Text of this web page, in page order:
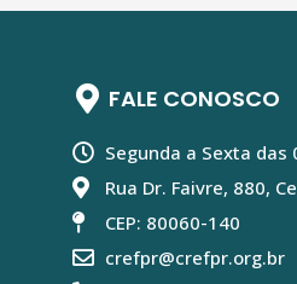
FALE CONOSCO
Segunda a Sexta das
Rua Dr. Faivre, 880,
CEP: 80060-140
crefpr@crefpr.org.br